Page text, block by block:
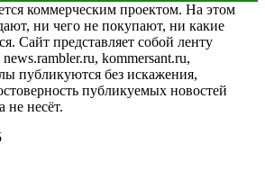
коммерческим проектом. На этом
ни чего не покупают, ни какие
Сайт представляет собой ленту
kommersant.ru,
публикуются без искажения,
публикуемых новостей
не несёт.